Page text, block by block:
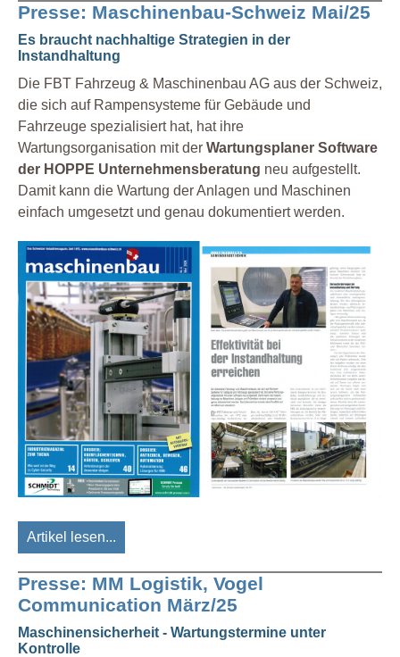
Presse: Maschinenbau-Schweiz Mai/25
Es braucht nachhaltige Strategien in der
Instandhaltung
Die FBT Fahrzeug & Maschinenbau AG aus der Schweiz,
die sich auf Rampensysteme für Gebäude und
Fahrzeuge spezialisiert hat, hat ihre
Wartungsorganisation mit der Wartungsplaner Software
der HOPPE Unternehmensberatung neu aufgestellt.
Damit kann die Wartung der Anlagen und Maschinen
einfach umgesetzt und genau dokumentiert werden.
Artikel lesen...
Presse: MM Logistik, Vogel
Communication März/25
Maschinensicherheit - Wartungstermine unter
Kontrolle